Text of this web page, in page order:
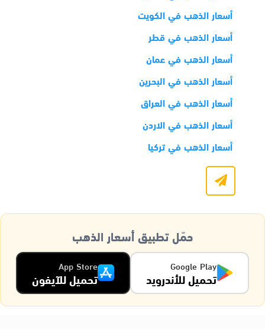
أسعار الذهب في الكويت
أسعار الذهب في قطر
أسعار الذهب في عمان
أسعار الذهب في البحرين
أسعار الذهب في العراق
أسعار الذهب في الاردن
أسعار الذهب في تركيا
حمّل تطبيق أسعار الذهب
Google Play
تحميل للأندرويد
App Store
تحميل للآيفون